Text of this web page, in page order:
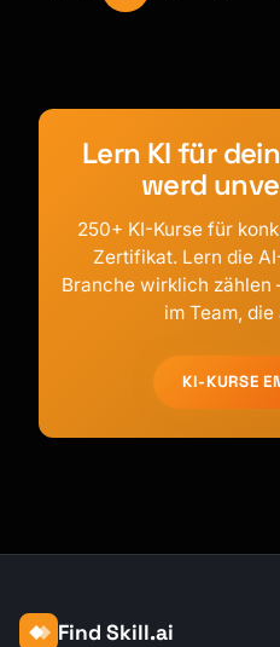
Lern KI für
werd
250+ KI-Kurse für
Zertifikat. Lern die
Branche wirklich
im Team,
KI-KURSE
Find Skill.ai